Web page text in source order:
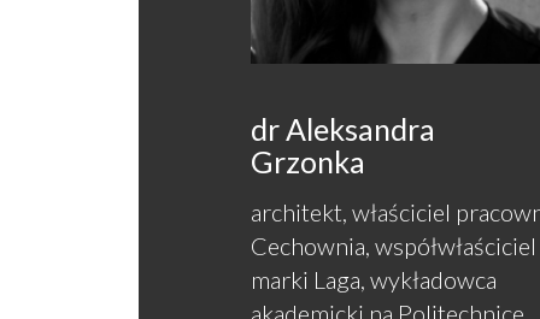
dr Aleksandra
Grzonka
architekt, właściciel
Cechownia, współwłaściciel
marki Laga, wykładowca
akademicki na Politechnice